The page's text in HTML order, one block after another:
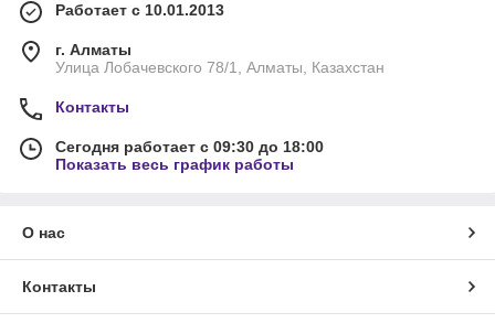
Работает с 10.01.2013
г. Алматы
Улица Лобачевского 78/1, Алматы, Казахстан
Контакты
Сегодня работает с 09:30 до 18:00
Показать весь график работы
О нас
Контакты